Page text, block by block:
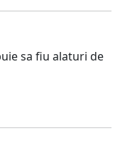
sa fiu alaturi de